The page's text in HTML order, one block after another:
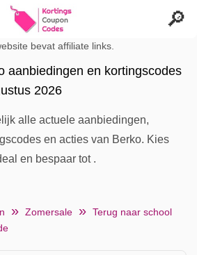
bevat affiliate links.
aanbiedingen en kortingscodes
2026
alle actuele aanbiedingen,
en acties van Berko. Kies
en bespaar tot .
Zomersale
Terug naar school